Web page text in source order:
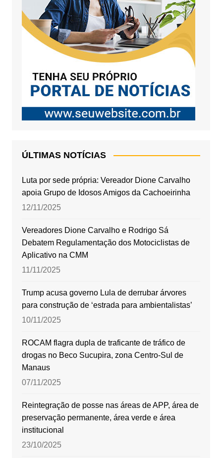
ÚLTIMAS NOTÍCIAS
Luta por sede própria: Vereador Dione Carvalho
apoia Grupo de Idosos Amigos da Cachoeirinha
12/11/2025
Vereadores Dione Carvalho e Rodrigo Sá
Debatem Regulamentação dos Motociclistas de
Aplicativo na CMM
11/11/2025
Trump acusa governo Lula de derrubar árvores
para construção de ‘estrada para ambientalistas’
10/11/2025
ROCAM flagra dupla de traficante de tráfico de
drogas no Beco Sucupira, zona Centro-Sul de
Manaus
07/11/2025
Reintegração de posse nas áreas de APP, área de
preservação permanente, área verde e área
institucional
23/10/2025